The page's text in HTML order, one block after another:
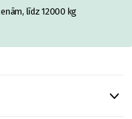
līdz 12000 kg